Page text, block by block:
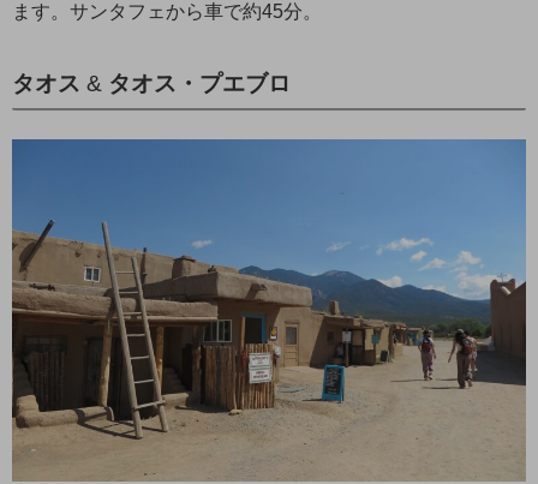
ます。サンタフェから車で約45分。
タオス & タオス ・ プエブロ